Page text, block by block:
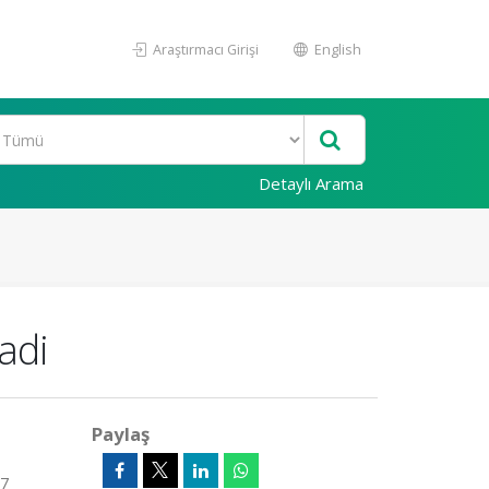
Araştırmacı Girişi English
Detaylı Arama
Paylaş